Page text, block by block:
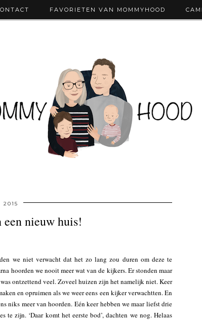
FAVORIETEN VAN MOMMYHOOD
2015
een nieuw huis!
we niet verwacht dat het zo lang zou duren om deze te
hoorden we nooit meer wat van de kijkers. Er stonden maar
ontzettend veel. Zoveel huizen zijn het namelijk niet. Keer
en opruimen als we weer eens een kijker verwachtten. En
niks meer van hoorden. Eén keer hebben we maar liefst drie
te zijn. ‘Daar komt het eerste bod’, dachten we nog. Helaas